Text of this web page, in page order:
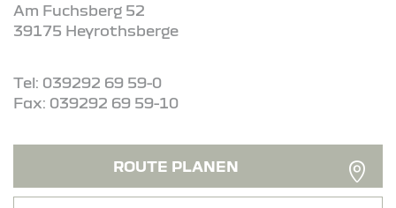
Am Fuchsberg 52
39175 Heyrothsberge
Tel: 039292 69 59-0
Fax: 039292 69 59-10
ROUTE PLANEN